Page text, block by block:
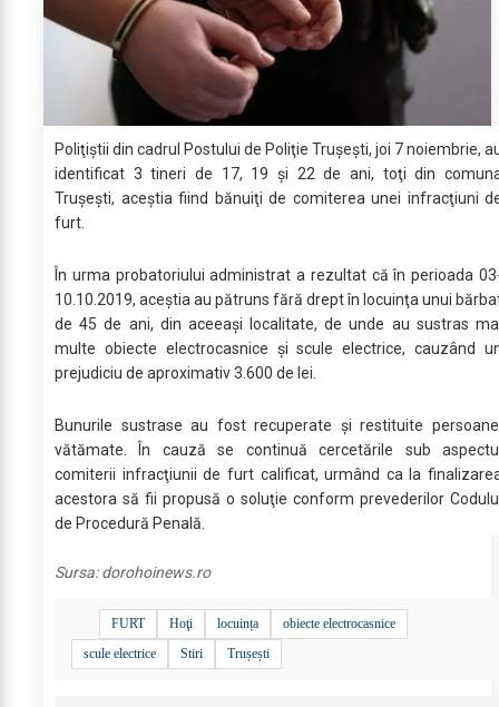
Poliţiştii din cadrul Postului de Poliţie Truşeşti, joi 7 noiembrie,
identificat 3 tineri de 17, 19 şi 22 de ani, toţi din
Truşeşti, aceştia fiind bănuiţi de comiterea unei infracţiuni
furt.
În urma probatoriului administrat a rezultat că în perioada
10.10.2019, aceştia au pătruns fără drept în locuinţa unui
de 45 de ani, din aceeaşi localitate, de unde au sustras
multe obiecte electrocasnice şi scule electrice, cauzând
prejudiciu de aproximativ 3.600 de lei.
Bunurile sustrase au fost recuperate şi restituite
vătămate. În cauză se continuă cercetările sub
comiterii infracţiunii de furt calificat, urmând ca la
acestora să fii propusă o soluţie conform prevederilor
de Procedură Penală.
Sursa:dorohoinews.ro
FURT Hoţi locuința
obiecte electrocasnice
scule electrice
Stiri Trușești